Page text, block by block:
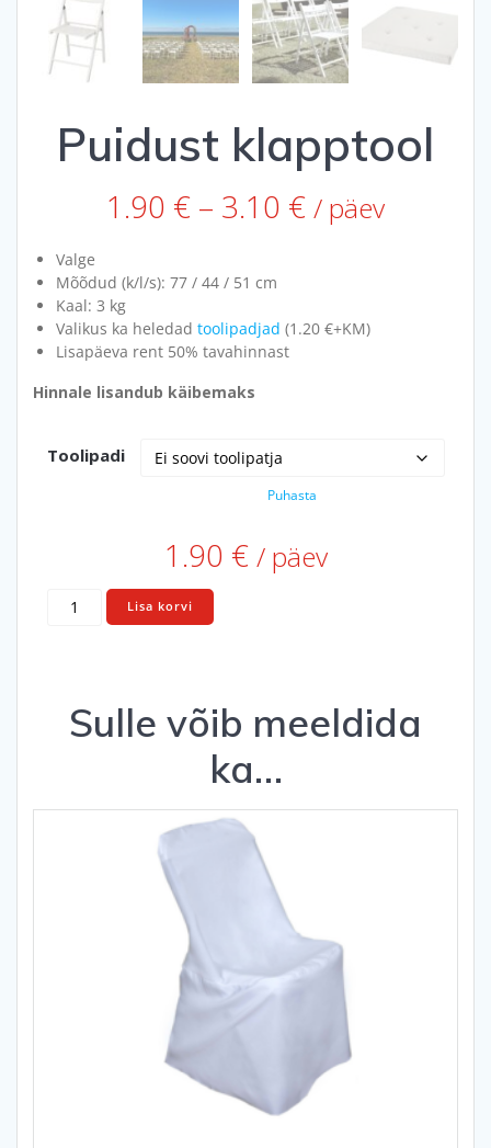
Puidust klapptool
1.90 € – 3.10 €Price
range:
/ päev
Valge
Mõõdud (k/l/s): 77 / 44 / 51 cm
Kaal: 3 kg
Valikus ka heledad toolipadjad (1.20 €+KM)
Lisapäeva rent 50% tavahinnast
Hinnale lisandub käibemaks
Toolipadi
Puhasta
1.90 € / päev
Puidust
klapptool
Lisa korvi
Sulle võib meeldida
ka…